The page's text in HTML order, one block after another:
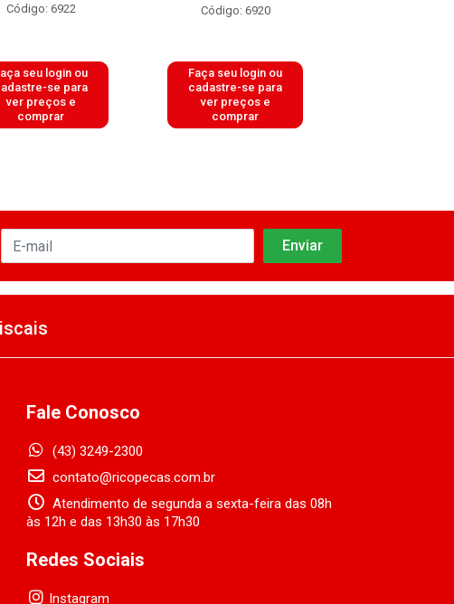
Código: 6922
seu login ou
se para
ver preços e
comprar
Código: 6920
Faça seu login ou
cadastre-se para
ver preços e
comprar
Fale Conosco
(43) 3249-2300
contato@ricopecas.com.br
Atendimento de segunda a sexta-feira das 08h
às 12h e das 13h30 às 17h30
Redes Sociais
Instagram